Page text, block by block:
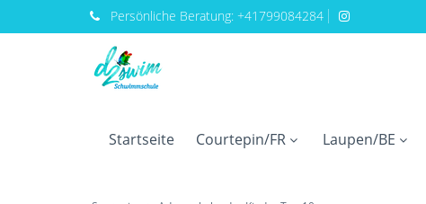
Persönliche Beratung: +41799084284
Startseite Courtepin/FR Laupen/BE